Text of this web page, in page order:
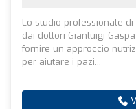
Lo studio professionale
dai dottori Gianluigi
fornire un approccio
per aiutare i pazi...